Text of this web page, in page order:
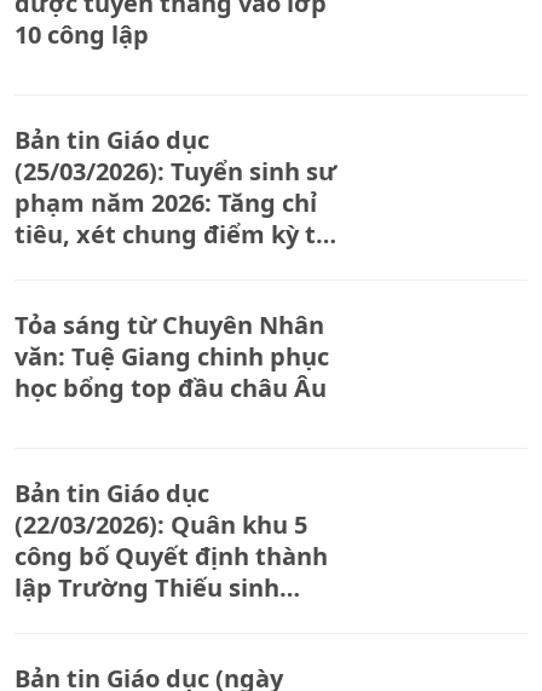
10 công lập
Bản tin Giáo dục
(25/03/2026): Tuyển sinh sư
phạm năm 2026: Tăng chỉ
tiêu, xét chung điểm kỳ thi
Tỏa sáng từ Chuyên Nhân
văn: Tuệ Giang chinh phục
học bổng top đầu châu Âu
Bản tin Giáo dục
(22/03/2026): Quân khu 5
công bố Quyết định thành
lập Trường Thiếu sinh
Bản tin Giáo dục (ngày